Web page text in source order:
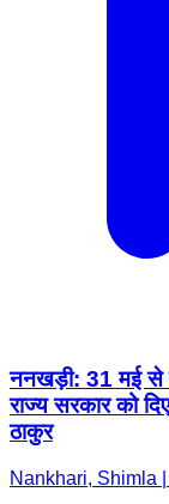
ननखड़ी: 31 मई से
राज्य सरकार को
ठाकुर
Nankhari, Shimla